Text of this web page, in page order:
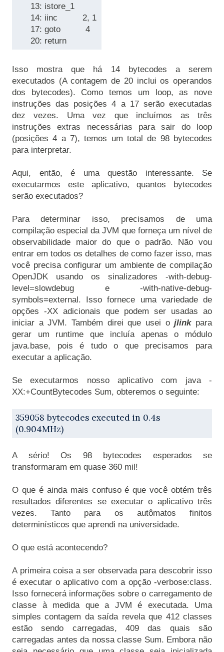
13: istore_1
14: iinc          2, 1
17: goto          4
20: return
Isso mostra que há 14 bytecodes a serem
executados (A contagem de 20 inclui os operandos
dos bytecodes). Como temos um loop, as nove
instruções das posições 4 a 17 serão executadas
dez vezes. Uma vez que incluímos as três
instruções extras necessárias para sair do loop
(posições 4 a 7), temos um total de 98 bytecodes
Aqui, então, é uma questão interessante. Se
executarmos este aplicativo, quantos bytecodes
serão executados?
Para determinar isso, precisamos de uma
compilação especial da JVM que forneça um nível de
observabilidade maior do que o padrão. Não vou
entrar em todos os detalhes de como fazer isso, mas
você precisa configurar um ambiente de compilação
OpenJDK usando os sinalizadores -with-debug-
level=slowdebug e -with-native-debug-
symbols=external. Isso fornece uma variedade de
opções -XX adicionais que podem ser usadas ao
iniciar a JVM. Também direi que usei o jlink para
gerar um runtime que incluía apenas o módulo
java.base, pois é tudo o que precisamos para
Se executarmos nosso aplicativo com java -
XX:+CountBytecodes Sum, obteremos o seguinte:
359058 bytecodes executed in 0.4s
(0.904MHz)
A sério! Os 98 bytecodes esperados se
O que é ainda mais confuso é que você obtém três
resultados diferentes se executar o aplicativo três
vezes. Tanto para os autômatos finitos
A primeira coisa a ser observada para descobrir isso
é executar o aplicativo com a opção -verbose:class.
Isso fornecerá informações sobre o carregamento de
classe à medida que a JVM é executada. Uma
simples contagem da saída revela que 412 classes
estão sendo carregadas, 409 das quais são
carregadas antes da nossa classe Sum. Embora não